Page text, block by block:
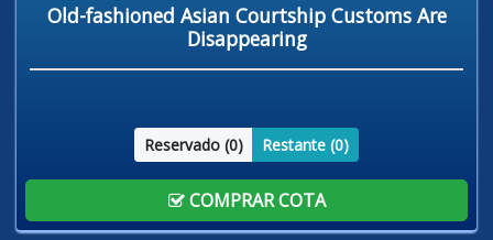
Old-fashioned Asian Courtship Customs Are
Disappearing
Reservado (0) Restante (0)
COMPRAR COTA